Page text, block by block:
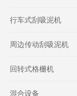
行车式刮吸泥机
周边传动刮吸泥机
回转式格栅机
混合设备